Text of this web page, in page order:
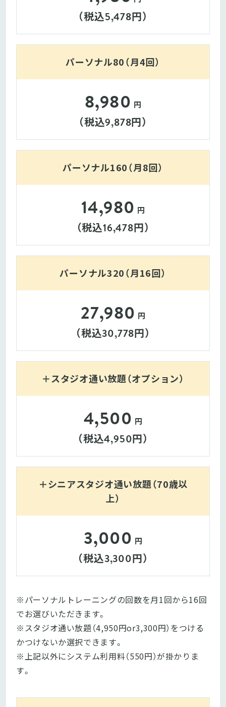
（税込5,478円）
パーソナル80（月4回）
8,980 円
（税込9,878円）
パーソナル160（月8回）
14,980 円
（税込16,478円）
パーソナル320（月16回）
27,980 円
（税込30,778円）
＋スタジオ通い放題（オプション）
4,500 円
（税込4,950円）
＋シニアスタジオ通い放題（70歳以
上）
3,000 円
（税込3,300円）
※パーソナルトレーニングの回数を月1回から16回
でお選びいただきます。
※スタジオ通い放題（4,950円or3,300円）をつける
かつけないか選択できます。
※上記以外にシステム利用料（550円）が掛かりま
す。